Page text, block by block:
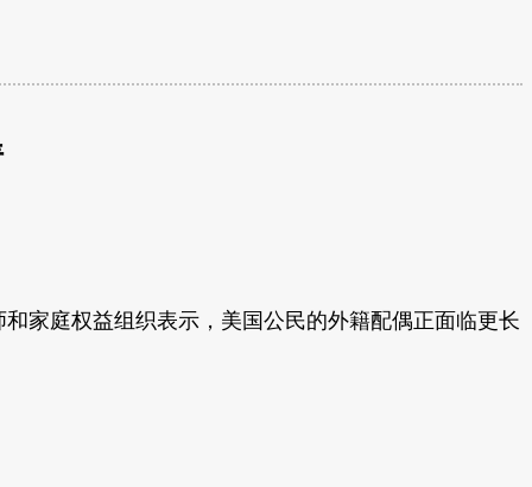
家庭权益组织表示，美国公民的外籍配偶正面临更长